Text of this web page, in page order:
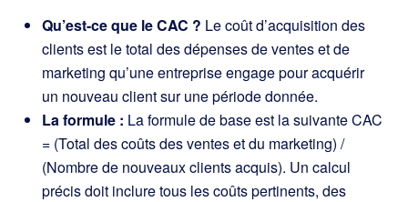
Qu’est-ce que le CAC ? Le coût d’acquisition des
clients est le total des dépenses de ventes et de
marketing qu’une entreprise engage pour acquérir
un nouveau client sur une période donnée.
La formule : La formule de base est la suivanteCAC
= (Total des coûts des ventes et du marketing) /
(Nombre de nouveaux clients acquis). Un calcul
précis doit inclure tous les coûts pertinents, des